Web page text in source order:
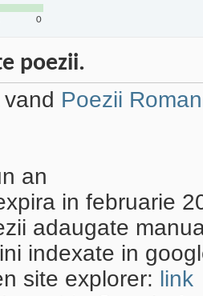
0
poezii.
Poezii
an
in februarie
adaugate
indexate in
site explorer: link